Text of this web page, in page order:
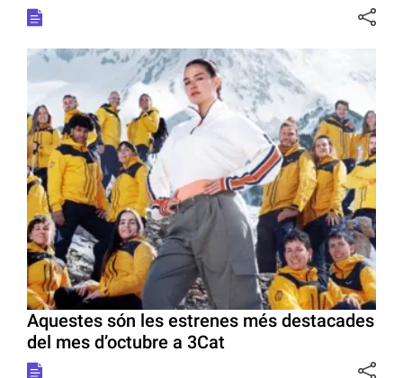
Aquestes són les estrenes més destacades
del mes d’octubre a 3Cat